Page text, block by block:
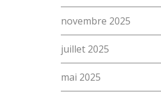
novembre 2025
juillet 2025
mai 2025